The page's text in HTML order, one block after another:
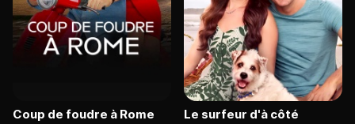
Coup de foudre à Rome Le surfeur d'à côté